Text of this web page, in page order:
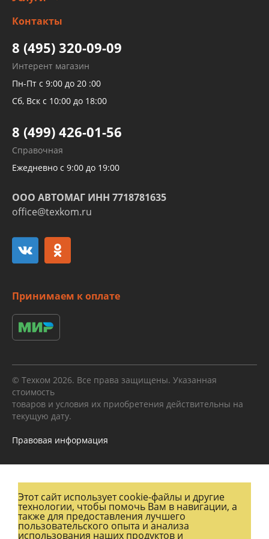
Заправка кондиционера авто
Детейлинг
высокого давления
Тормозных трубок
Рукавов гидроусилителей
Рукавов компрессоров и турбин
Трубок кондиционеров
Развертка пайка медных стальных
алюминиевых трубок и штуцеров
Контакты
8 (495) 320-09-09
Интерент магазин
Пн-Пт с 9:00 до 20 :00
Сб, Вск с 10:00 до 18:00
8 (499) 426-01-56
Справочная
Ежедневно с 9:00 до 19:00
ООО АВТОМАГ ИНН 7718781635
office@texkom.ru
Принимаем к оплате
© Техком 2026. Все права защищены. Указанная
стоимость
товаров и условия их приобретения действительны на
текущую дату.
Правовая информация
Этот сайт использует cookie-файлы и другие
технологии, чтобы помочь Вам в навигации, а
также для предоставления лучшего
пользовательского опыта и анализа
использования наших продуктов и